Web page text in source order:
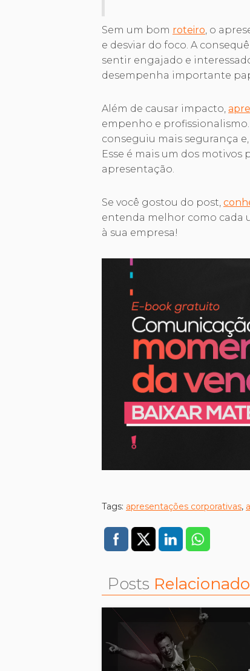
Sem um bom roteiro, o
e desviar do foco. A
sentir engajado e
desempenha importante
Além de causar impacto,
empenho e profissionalismo.
conseguiu mais segurança
Esse é mais um dos motivos
apresentação.
Se você gostou do post,
entenda melhor como cada
à sua empresa!
Tags: apresentações corporativas,
Posts